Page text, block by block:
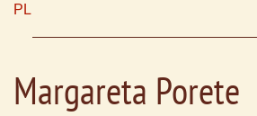
PL
Margareta Porete